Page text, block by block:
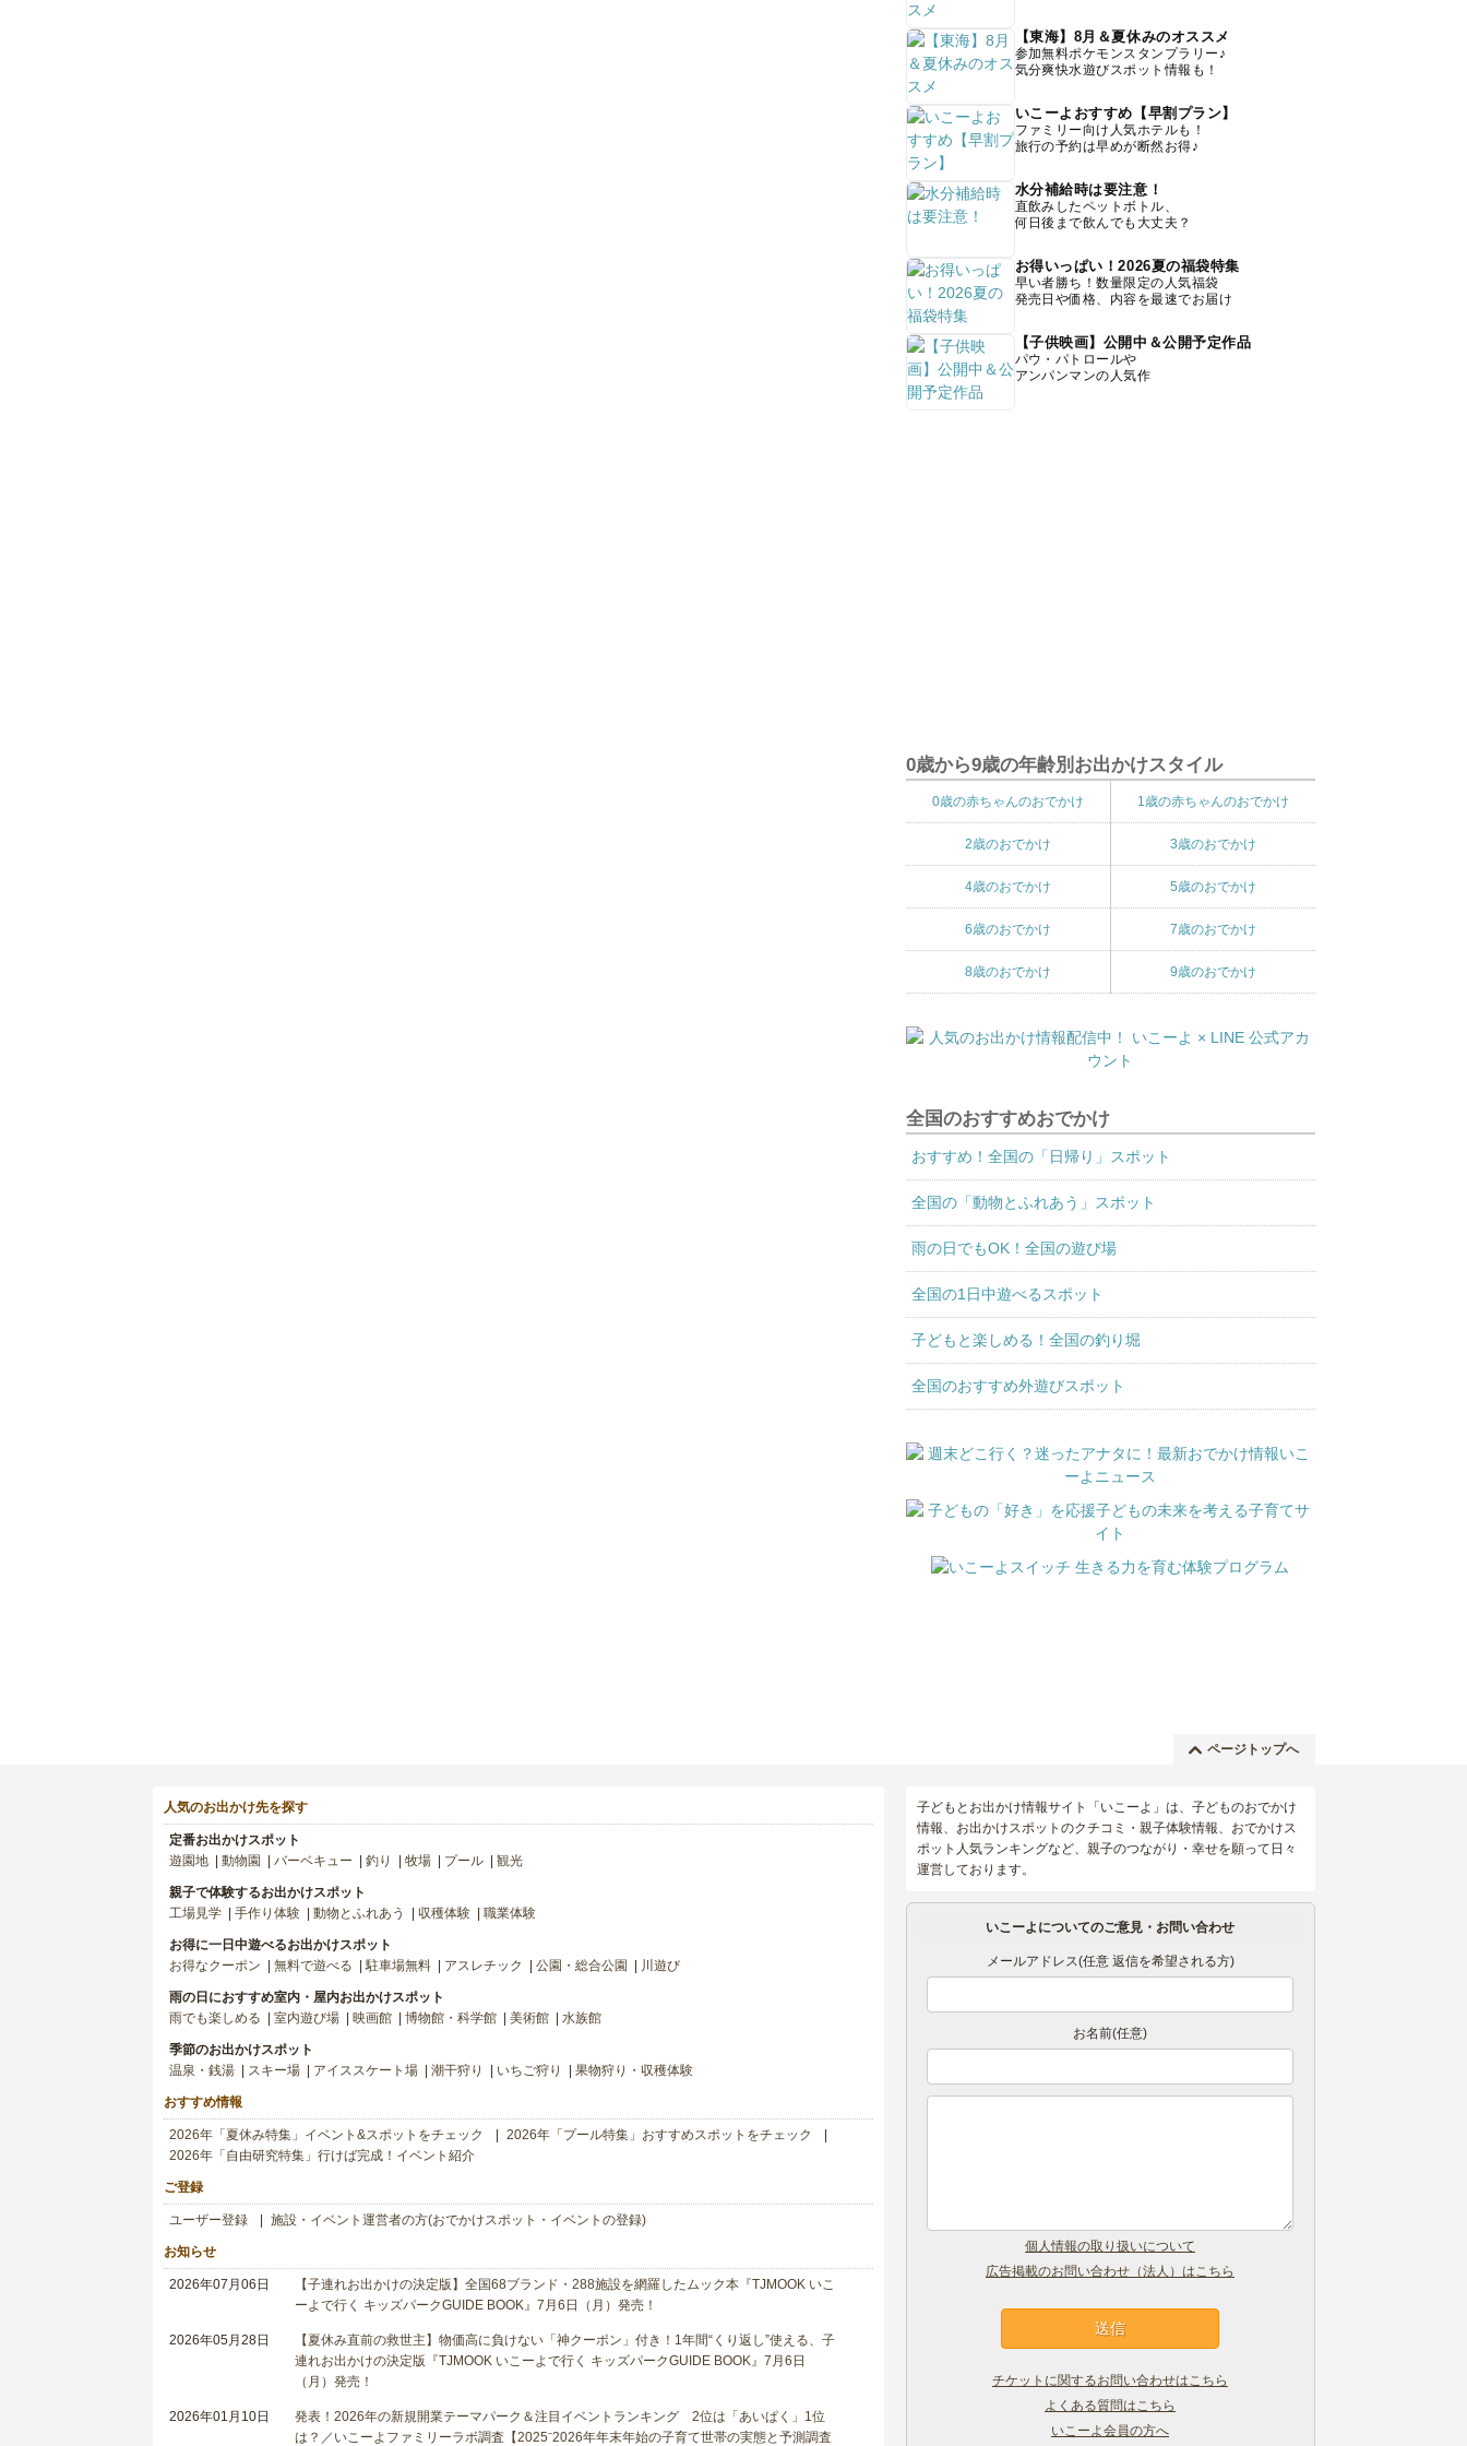
【東海】8月＆夏休みのオススメ
参加無料ポケモンスタンプラリー♪
気分爽快水遊びスポット情報も！
いこーよおすすめ【早割プラン】
ファミリー向け人気ホテルも！
旅行の予約は早めが断然お得♪
水分補給時は要注意！
直飲みしたペットボトル、
何日後まで飲んでも大丈夫？
お得いっぱい！2026夏の福袋特集
早い者勝ち！数量限定の人気福袋
発売日や価格、内容を最速でお届け
【子供映画】公開中＆公開予定作品
パウ・パトロールや
アンパンマンの人気作
0歳から9歳の年齢別お出かけスタイル
0歳の赤ちゃんのおでかけ 1歳の赤ちゃんのおでかけ
2歳のおでかけ 3歳のおでかけ
4歳のおでかけ 5歳のおでかけ
6歳のおでかけ 7歳のおでかけ
8歳のおでかけ 9歳のおでかけ
全国のおすすめおでかけ
おすすめ！全国の「日帰り」スポット
全国の「動物とふれあう」スポット
雨の日でもOK！全国の遊び場
全国の1日中遊べるスポット
子どもと楽しめる！全国の釣り堀
全国のおすすめ外遊びスポット
ページトップへ
人気のお出かけ先を探す
定番お出かけスポット
遊園地
動物園 バーベキュー 釣り 牧場 プール 観光
親子で体験するお出かけスポット
工場見学
手作り体験 動物とふれあう 収穫体験 職業体験
お得に一日中遊べるお出かけスポット
お得なクーポン
無料で遊べる 駐車場無料 アスレチック 公園・総合公園 川遊び
雨の日におすすめ室内・屋内お出かけスポット
雨でも楽しめる
室内遊び場 映画館 博物館・科学館 美術館 水族館
季節のお出かけスポット
温泉・銭湯
スキー場 アイススケート場 潮干狩り いちご狩り 果物狩り・収穫体験
おすすめ情報
2026年「夏休み特集」イベント&スポットをチェック
2026年「プール特集」おすすめスポットをチェック
2026年「自由研究特集」行けば完成！イベント紹介
ご登録
ユーザー登録 施設・イベント運営者の方(おでかけスポット・イベントの登録)
お知らせ
2026年07月06日
【子連れお出かけの決定版】全国68ブランド・288施設を網羅したムック本『TJMOOK いこ
ーよで行く キッズパークGUIDE BOOK』7月6日（月）発売！
2026年05月28日
【夏休み直前の救世主】物価高に負けない「神クーポン」付き！1年間“くり返し”使える、子
連れお出かけの決定版『TJMOOK いこーよで行く キッズパークGUIDE BOOK』7月6日
（月）発売！
2026年01月10日
発表！2026年の新規開業テーマパーク＆注目イベントランキング 2位は「あいぱく」1位
は？／いこーよファミリーラボ調査【2025⁻2026年年末年始の子育て世帯の実態と予測調査
子どもとお出かけ情報サイト「いこーよ」は、子どものおでかけ
情報、お出かけスポットのクチコミ・親子体験情報、おでかけス
ポット人気ランキングなど、親子のつながり・幸せを願って日々
運営しております。
いこーよについてのご意見・お問い合わせ
メールアドレス(任意 返信を希望される方)
お名前(任意)
個人情報の取り扱いについて
広告掲載のお問い合わせ（法人）はこちら
チケットに関するお問い合わせはこちら
よくある質問はこちら
いこーよ会員の方へ